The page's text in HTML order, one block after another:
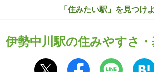
「住みたい駅」を見つけ
伊勢中川駅の住みやすさ